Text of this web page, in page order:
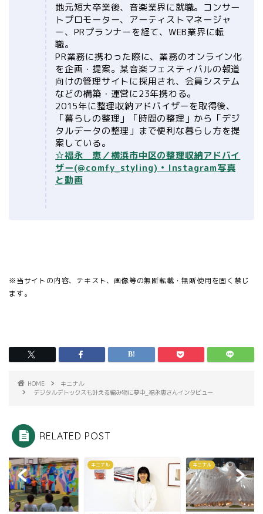
地元短大卒業後、音楽業界に就職。コンサー
トプロモーター、アーティストマネージャ
ー、PRプランナーを経て、WEB業界に転
職。
PR業務に携わった際に、業務のオンライン化
を企画・提案。某音楽フェスティバルの報道
向けの管理サイトに採用され、会員システム
などの構築・運営に23年携わる。
2015年に整理収納アドバイザーを取得後、
「暮らしの整理」「時間の整理」から「デジ
タルデータの整理」まで便利な暮らし方を提
案している。
☆福永 恵／横浜市中区の整理収納アドバイ
ザー(@comfy_styling) • Instagram写真
と動画
※当サイトの内容、テキスト、画像等の無断転載・無断使用を固く禁じ
ます。
HOME
キニナル
デジタルデトックスも叶える編み物に夢中_福永恵さんインタビュー
RELATED POST
キニナル キニナル